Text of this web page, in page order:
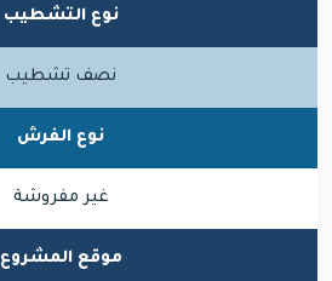
نوع التشطيب
نصف تشطيب
نوع الفرش
غير مفروشة
موقع المشروع